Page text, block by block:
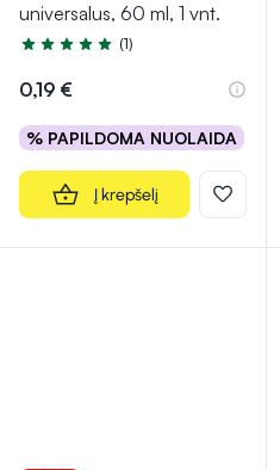
universalus, 60 ml, 1 vnt.
Įvertinimas 5.0 iš 5
(1)
0,19 €
% PAPILDOMA NUOLAIDA
Į krepšelį